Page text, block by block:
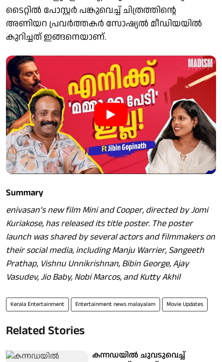
ടൈറ്റിൽ പോസ്റ്റർ പങ്കുവെച്ച് ചിത്രത്തിന്റെ
അണിയറ പ്രവർത്തകർ സോഷ്യൽ മീഡിയയിൽ
കുറിച്ചത് ഇങ്ങനെയാണ്.
Summary
enivasan’s new filmMini and Cooper, directed by Jomi
Kuriakose, has released its title poster. The poster
launch was shared by several actors and filmmakers on
their social media, including Manju Warrier, Sangeeth
Prathap, Vishnu Unnikrishnan, Bibin George, Ajay
Vasudev, Jio Baby, Nobi Marcos, and Kutty Akhil
Kerala Entertainment Entertainment news malayalam Movie Updates
Related Stories
കന്നഡയിൽ ചുവടുവെച്ച്